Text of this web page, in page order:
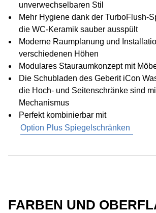
unverwechselbaren Stil
Mehr Hygiene dank der TurboFlush-
die WC-Keramik sauber ausspült
Moderne Raumplanung und
verschiedenen Höhen
Modulares Stauraumkonzept mit
Die Schubladen des Geberit iCon
die Hoch- und Seitenschränke sind
Mechanismus
Perfekt kombinierbar mit
Option Plus Spiegelschränken
FARBEN UND